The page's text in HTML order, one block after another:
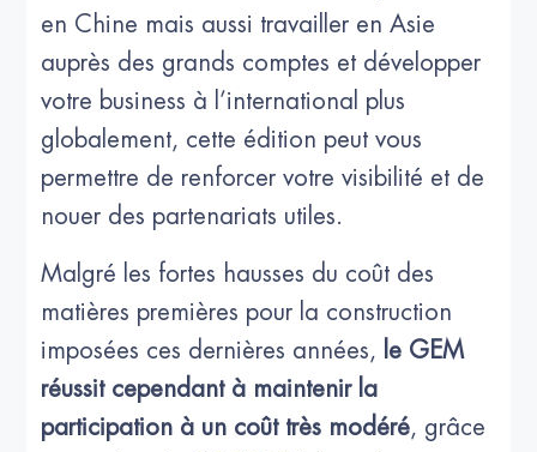
en Chine mais aussi travailler en Asie
auprès des grands comptes et développer
votre business à l’international plus
globalement, cette édition peut vous
permettre de renforcer votre visibilité et de
nouer des partenariats utiles.
Malgré les fortes hausses du coût des
matières premières pour la construction
imposées ces dernières années, le GEM
réussit cependant à maintenir la
participation à un coût très modéré, grâce